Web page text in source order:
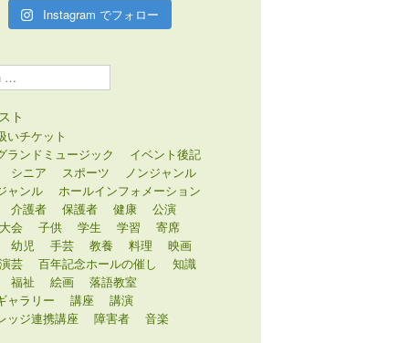
Instagram でフォロー
ト
いチケット
ランドミュージック
イベント後記
シニア
スポーツ
ノンジャンル
ャンル
ホールインフォメーション
介護者
保護者 健康
公演
大会
子供 学生 学習
寄席
幼児
手芸 教養 料理
映画
演芸
百年記念ホールの催し
知識
福祉
絵画
落語教室
ャラリー
講座
講演
ッジ連携講座
障害者 音楽